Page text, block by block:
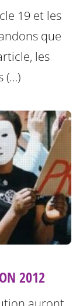
19 et les
que
les
(…)
2012